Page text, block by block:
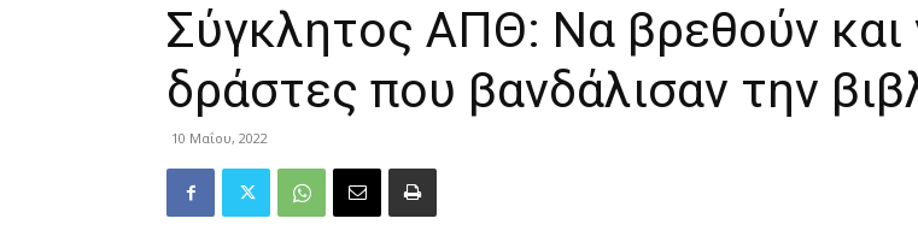
Σύγκλητος ΑΠΘ: Να βρεθούν και
δράστες που βανδάλισαν την
10 Μαΐου, 2022